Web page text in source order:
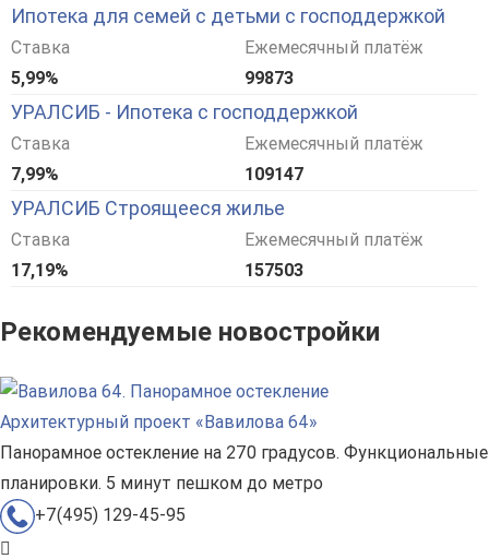
Ипотека для семей с детьми с господдержкой
Ставка
5,99%
Ежемесячный платёж
99873
УРАЛСИБ - Ипотека с господдержкой
Ставка
7,99%
Ежемесячный платёж
109147
УРАЛСИБ Строящееся жилье
Ставка
17,19%
Ежемесячный платёж
157503
Рекомендуемые новостройки
Архитектурный проект «Вавилова 64»
Панорамное остекление на 270 градусов. Функциональные
планировки. 5 минут пешком до метро
+7(495) 129-45-95